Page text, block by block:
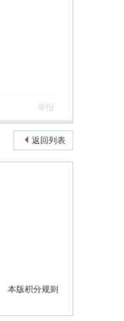
举报
返回列表
本版积分规则